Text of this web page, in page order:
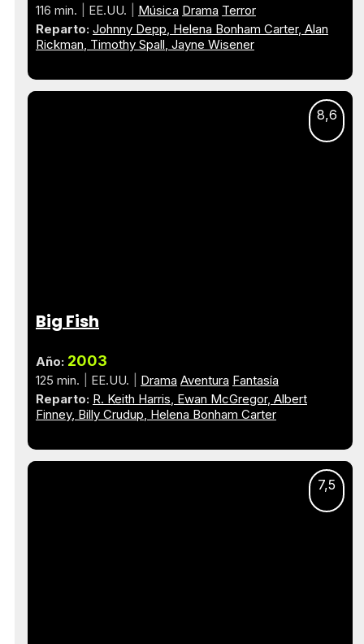
116 min. EE.UU. Música Drama Terror
Reparto: Johnny Depp Helena Bonham Carter Alan
Rickman Timothy Spall Jayne Wisener
8,6
Big Fish
Año: 2003
125 min. EE.UU. Drama Aventura Fantasía
Reparto: R. Keith Harris Ewan McGregor Albert
Finney Billy Crudup Helena Bonham Carter
7,5